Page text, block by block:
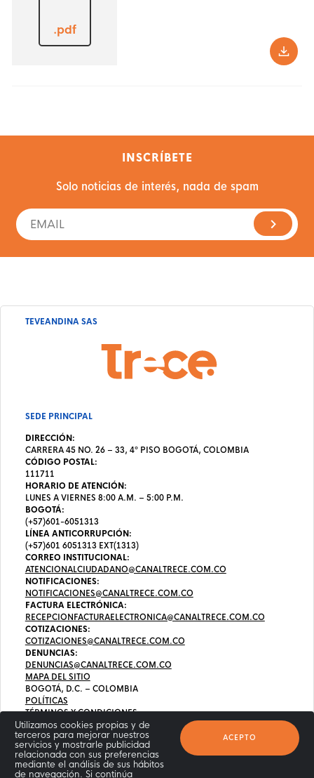
Utilizamos cookies propias y de
terceros para mejorar nuestros
servicios y mostrarle publicidad
relacionada con sus preferencias
mediante el análisis de sus hábitos
de navegación. Si continúa
ACEPTO
.pdf
INSCRÍBETE
Solo noticias de interés, nada de spam
TEVEANDINA SAS
SEDE PRINCIPAL
DIRECCIÓN:
CARRERA 45 NO. 26 – 33, 4º PISO BOGOTÁ, COLOMBIA
CÓDIGO POSTAL:
111711
HORARIO DE ATENCIÓN:
LUNES A VIERNES 8:00 A.M. – 5:00 P.M.
BOGOTÁ:
(+57)601-6051313
LÍNEA ANTICORRUPCIÓN:
(+57)601 6051313 EXT(1313)
CORREO INSTITUCIONAL:
ATENCIONALCIUDADANO@CANALTRECE.COM.CO
NOTIFICACIONES:
NOTIFICACIONES@CANALTRECE.COM.CO
FACTURA ELECTRÓNICA:
RECEPCIONFACTURAELECTRONICA@CANALTRECE.COM.CO
COTIZACIONES:
COTIZACIONES@CANALTRECE.COM.CO
DENUNCIAS:
DENUNCIAS@CANALTRECE.COM.CO
MAPA DEL SITIO
BOGOTÁ, D.C. – COLOMBIA
POLÍTICAS
TÉRMINOS Y CONDICIONES